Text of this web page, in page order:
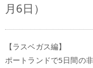
月6日）
【ラスベガス編】
ポートランドで5日間の